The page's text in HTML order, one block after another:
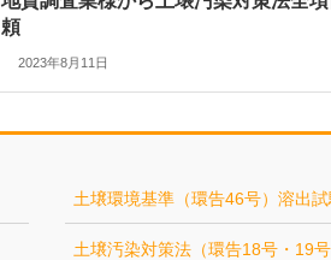
頼
2023年8月11日
土壌環境基準（環告46号）溶出
土壌汚染対策法（環告18号・19